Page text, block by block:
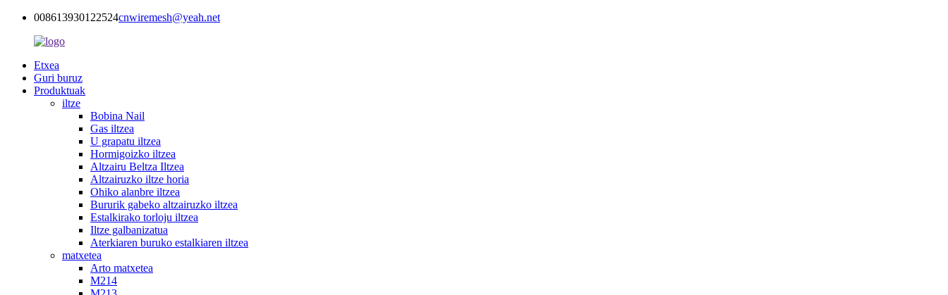
008613930122524cnwiremesh@yeah.net
Etxea
Guri buruz
Produktuak
iltze
Bobina Nail
Gas iltzea
U grapatu iltzea
Hormigoizko iltzea
Altzairu Beltza Iltzea
Altzairuzko iltze horia
Ohiko alanbre iltzea
Bururik gabeko altzairuzko iltzea
Estalkirako torloju iltzea
Iltze galbanizatua
Aterkiaren buruko estalkiaren iltzea
matxetea
Arto matxetea
M214